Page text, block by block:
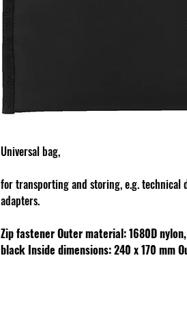
Universal bag,
for transporting and storing, e.g. technical
adapters.
Zip fastenerOuter material: 1680D
black Inside dimensions: 240 x 170 mm